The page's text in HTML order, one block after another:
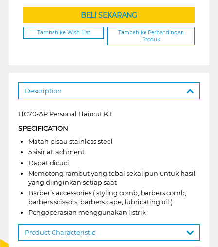
BELI SEKARANG
Tambah ke Wish List
Tambah ke Perbandingan
Produk
Description
HC70-AP Personal Haircut Kit
SPECIFICATION
Matah pisau stainless steel
5 sisir attachment
Dapat dicuci
Memotong rambut yang tebal sekalipun untuk hasil
yang diinginkan setiap saat
Barber’s accessories ( styling comb, barbers comb,
barbers scissors, barbers cape, lubricating oil )
Pengoperasian menggunakan listrik
Product Characteristic